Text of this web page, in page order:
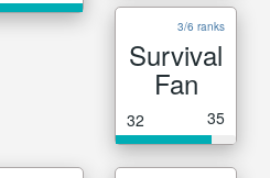
3/6 ranks
Survival
Fan
32 35